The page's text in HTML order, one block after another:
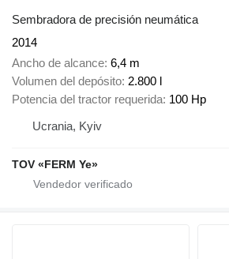
Sembradora de precisión neumática
2014
Ancho de alcance 6,4 m
Volumen del depósito 2.800 l
Potencia del tractor requerida 100 Hp
Ucrania, Kyiv
TOV «FERM Ye»